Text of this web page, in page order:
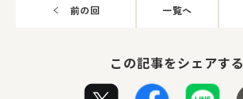
前の回 一覧へ
この記事をシェアする